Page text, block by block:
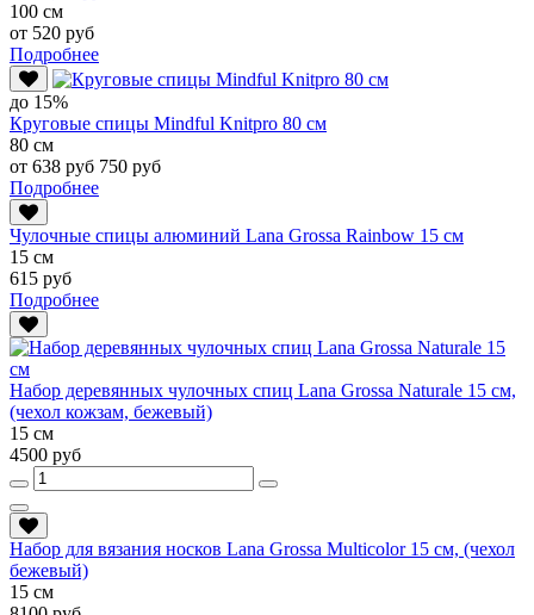
100 см
от 520 руб
Подробнее
до 15%
Круговые спицы Mindful Knitpro 80 см
80 см
от 638 руб 750 руб
Подробнее
Чулочные спицы алюминий Lana Grossa Rainbow 15 см
15 см
615 руб
Подробнее
Набор деревянных чулочных спиц Lana Grossa Naturale 15 см,
(чехол кожзам, бежевый)
15 см
4500 руб
Набор для вязания носков Lana Grossa Multicolor 15 см, (чехол
бежевый)
15 см